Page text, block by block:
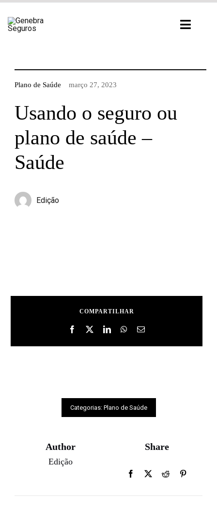
para
Plano de Saúde março 27, 2023
Usando o seguro ou
plano de saúde –
Saúde
Edição
COMPARTILHAR
Categorias: Plano de Saúde
Author
Edição
Share